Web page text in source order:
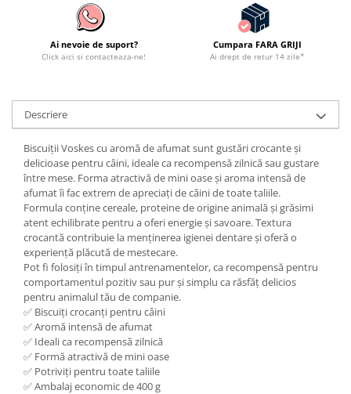
Ai nevoie de suport?
Click aici si contacteaza-ne!
Cumpara FARA GRIJI
Ai drept de retur 14 zile*
Descriere
Biscuiții Voskes cu aromă de afumat sunt gustări crocante și
delicioase pentru câini, ideale ca recompensă zilnică sau gustare
între mese. Forma atractivă de mini oase și aroma intensă de
afumat îi fac extrem de apreciați de câini de toate taliile.
Formula conține cereale, proteine de origine animală și grăsimi
atent echilibrate pentru a oferi energie și savoare. Textura
crocantă contribuie la menținerea igienei dentare și oferă o
experiență plăcută de mestecare.
Pot fi folosiți în timpul antrenamentelor, ca recompensă pentru
comportamentul pozitiv sau pur și simplu ca răsfăț delicios
pentru animalul tău de companie.
✅ Biscuiți crocanți pentru câini
✅ Aromă intensă de afumat
✅ Ideali ca recompensă zilnică
✅ Formă atractivă de mini oase
✅ Potriviți pentru toate taliile
✅ Ambalaj economic de 400 g